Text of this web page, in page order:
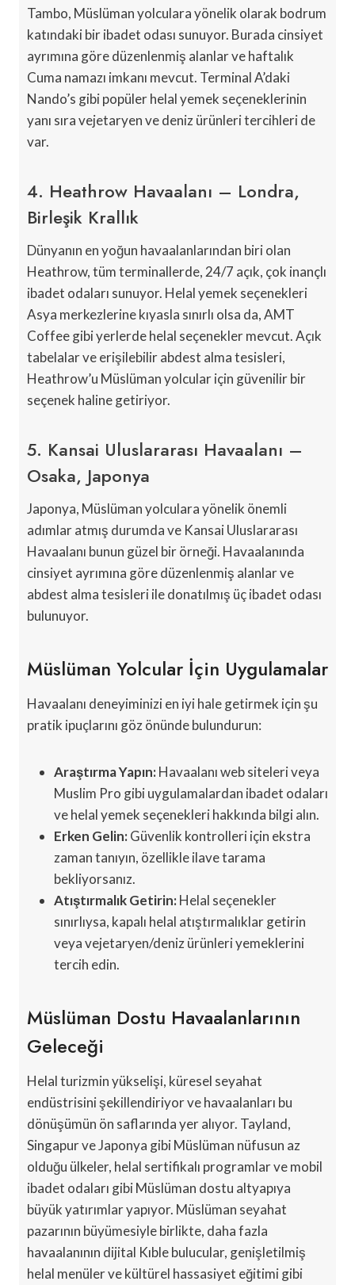
Tambo, Müslüman yolculara yönelik olarak bodrum
katındaki bir ibadet odası sunuyor. Burada cinsiyet
ayrımına göre düzenlenmiş alanlar ve haftalık
Cuma namazı imkanı mevcut. Terminal A’daki
Nando’s gibi popüler helal yemek seçeneklerinin
yanı sıra vejetaryen ve deniz ürünleri tercihleri de
var.
4. Heathrow Havaalanı – Londra,
Birleşik Krallık
Dünyanın en yoğun havaalanlarından biri olan
Heathrow, tüm terminallerde, 24/7 açık, çok inançlı
ibadet odaları sunuyor. Helal yemek seçenekleri
Asya merkezlerine kıyasla sınırlı olsa da, AMT
Coffee gibi yerlerde helal seçenekler mevcut. Açık
tabelalar ve erişilebilir abdest alma tesisleri,
Heathrow’u Müslüman yolcular için güvenilir bir
seçenek haline getiriyor.
5. Kansai Uluslararası Havaalanı –
Osaka, Japonya
Japonya, Müslüman yolculara yönelik önemli
adımlar atmış durumda ve Kansai Uluslararası
Havaalanı bunun güzel bir örneği. Havaalanında
cinsiyet ayrımına göre düzenlenmiş alanlar ve
abdest alma tesisleri ile donatılmış üç ibadet odası
bulunuyor.
Müslüman Yolcular İçin Uygulamalar
Havaalanı deneyiminizi en iyi hale getirmek için şu
pratik ipuçlarını göz önünde bulundurun:
Araştırma Yapın:Havaalanı web siteleri veya
Muslim Pro gibi uygulamalardan ibadet odaları
ve helal yemek seçenekleri hakkında bilgi alın.
Erken Gelin:Güvenlik kontrolleri için ekstra
zaman tanıyın, özellikle ilave tarama
bekliyorsanız.
Atıştırmalık Getirin:Helal seçenekler
sınırlıysa, kapalı helal atıştırmalıklar getirin
veya vejetaryen/deniz ürünleri yemeklerini
tercih edin.
Müslüman Dostu Havaalanlarının
Geleceği
Helal turizmin yükselişi, küresel seyahat
endüstrisini şekillendiriyor ve havaalanları bu
dönüşümün ön saflarında yer alıyor. Tayland,
Singapur ve Japonya gibi Müslüman nüfusun az
olduğu ülkeler, helal sertifikalı programlar ve mobil
ibadet odaları gibi Müslüman dostu altyapıya
büyük yatırımlar yapıyor. Müslüman seyahat
pazarının büyümesiyle birlikte, daha fazla
havaalanının dijital Kıble bulucular, genişletilmiş
helal menüler ve kültürel hassasiyet eğitimi gibi